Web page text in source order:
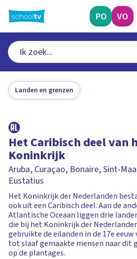
naar
hoofdinhoud
PO VO
Landen en grenzen
Het Caribisch deel van
Koninkrijk
Aruba, Curaçao, Bonaire, Sint-
Eustatius
Het Koninkrijk der Nederlanden
ook uit een Caribisch deel. Aan de
Atlantische Oceaan liggen drie
die bij het Koninkrijk der
gebruikte de eilanden in de 17e
tot slaaf gemaakte mensen naar dit
op de plantages.